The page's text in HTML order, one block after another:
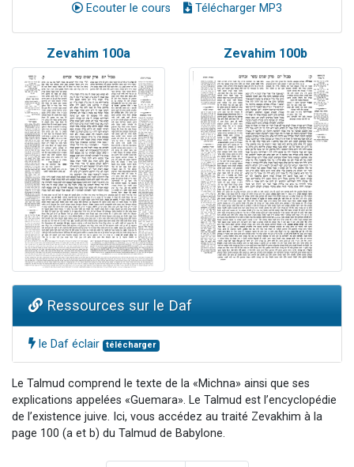
Ecouter le cours Télécharger MP3
Zevahim 100a Zevahim 100b
Ressources sur le Daf
le Daf éclair télécharger
Le Talmud comprend le texte de la «Michna» ainsi que ses
explications appelées «Guemara». Le Talmud est l’encyclopédie
de l’existence juive. Ici, vous accédez au traité Zevakhim à la
page 100 (a et b) du Talmud de Babylone.